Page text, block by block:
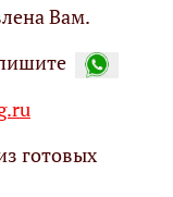
Вам.
готовых